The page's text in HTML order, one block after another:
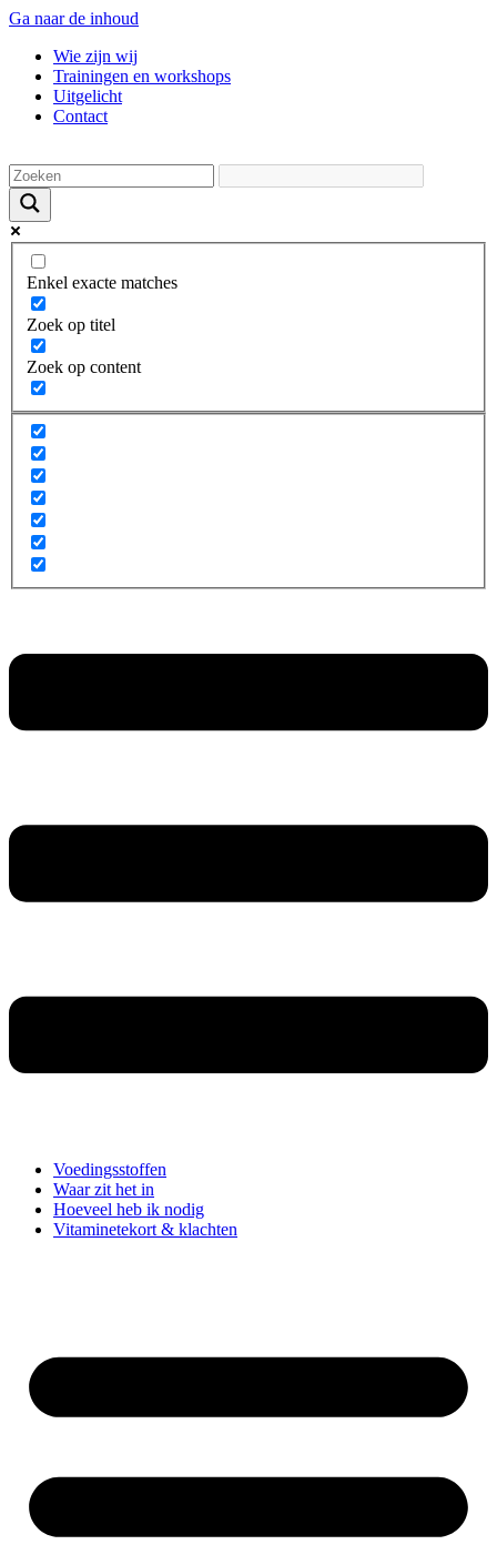
Ga naar de inhoud
Wie zijn wij
Trainingen en workshops
Uitgelicht
Contact
Enkel exacte matches
Zoek op titel
Zoek op content
Voedingsstoffen
Waar zit het in
Hoeveel heb ik nodig
Vitaminetekort & klachten